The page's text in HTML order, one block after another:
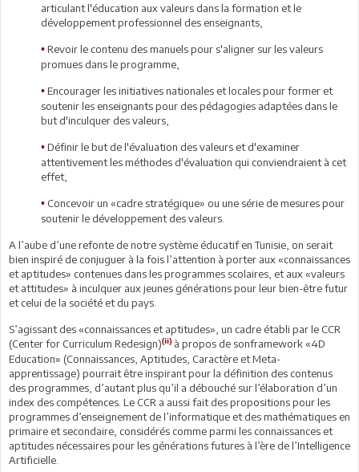
articulant l'éducation aux valeurs dans la formation et le
développement professionnel des enseignants,
• Revoir le contenu des manuels pour s'aligner sur les valeurs
promues dans le programme,
• Encourager les initiatives nationales et locales pour former et
soutenir les enseignants pour des pédagogies adaptées dans le
but d'inculquer des valeurs,
• Définir le but de l'évaluation des valeurs et d'examiner
attentivement les méthodes d'évaluation qui conviendraient à cet
effet,
• Concevoir un «cadre stratégique» ou une série de mesures pour
soutenir le développement des valeurs.
A l’aube d’une refonte de notre système éducatif en Tunisie, on serait
bien inspiré de conjuguer à la fois l’attention à porter aux «connaissances
et aptitudes» contenues dans les programmes scolaires, et aux «valeurs
et attitudes» à inculquer aux jeunes générations pour leur bien-être futur
et celui de la société et du pays.
S’agissant des «connaissances et aptitudes», un cadre établi par le CCR
(Center for Curriculum Redesign)(ii) à propos de sonframework «4D
Education» (Connaissances, Aptitudes, Caractère et Meta-
apprentissage) pourrait être inspirant pour la définition des contenus
des programmes, d’autant plus qu’il a débouché sur l’élaboration d’un
index des compétences. Le CCR a aussi fait des propositions pour les
programmes d’enseignement de l’informatique et des mathématiques en
primaire et secondaire, considérés comme parmi les connaissances et
aptitudes nécessaires pour les générations futures à l’ère de l’Intelligence
Artificielle.